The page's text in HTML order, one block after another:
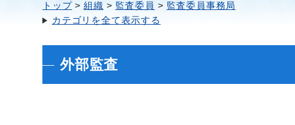
トップ 組織 監査委員
監査委員事務局
カテゴリを全て表示する
外部監査